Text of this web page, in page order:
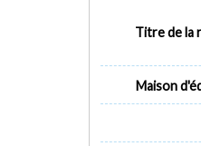
Titre de la
Maison